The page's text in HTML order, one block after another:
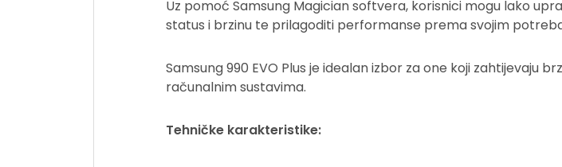
Uz pomoć Samsung Magician softvera, korisnici mogu lako
status i brzinu te prilagoditi performanse prema svojim
Samsung 990 EVO Plus je idealan izbor za one koji zahtijevaju
računalnim sustavima.
Tehničke karakteristike: